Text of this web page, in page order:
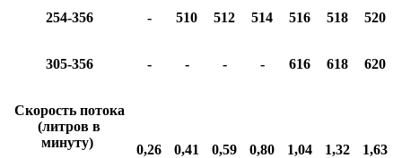
254-356 - 510 512 514 516 518 520
305-356 - - - - 616 618 620
Скорость потока
(литров в
минуту)
0,26 0,41 0,59 0,80 1,04 1,32 1,63